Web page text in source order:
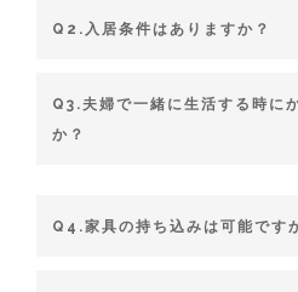
Q2.入居条件はありますか？
Q3.夫婦で一緒に生活する時に
か？
Q4.家具の持ち込みは可能です